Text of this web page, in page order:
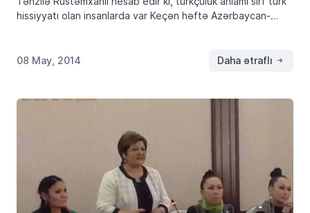
hissiyyatı olan insanlarda var Keçən həftə Azərbaycan-
ölkələrdən […]
08 May, 2014 Daha ətraflı